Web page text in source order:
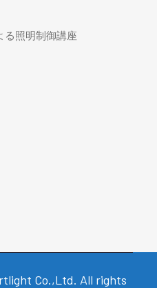
る照明制御講座
Co.,Ltd. All rights